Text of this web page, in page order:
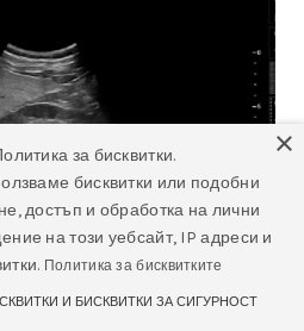
×
за бисквитки.
бисквитки или подобни
достъп и обработка на лични
на този уебсайт, IP адреси и
Политика за бисквитките
И БИСКВИТКИ ЗА СИГУРНОСТ